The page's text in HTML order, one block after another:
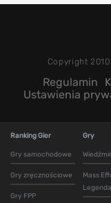
Copyright
Regulamin
Ustawienia
Ranking Gier
Gry samochodowe
Gry zręcznościowe
Gry FPP
Gry
Mass